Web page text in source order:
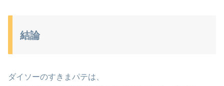
結論
ダイソーのすきまパテは、